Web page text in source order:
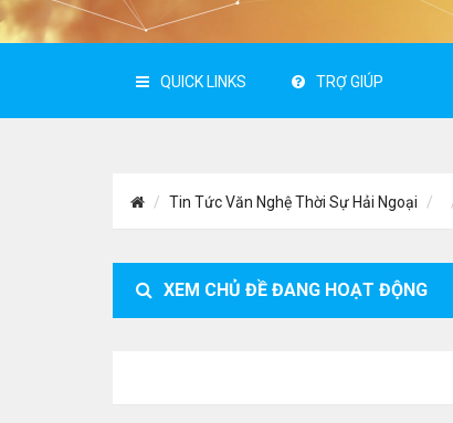
QUICK LINKS TRỢ GIÚP
Tin Tức Văn Nghệ Thời Sự Hải Ngoại
XEM CHỦ ĐỀ ĐANG HOẠT ĐỘNG